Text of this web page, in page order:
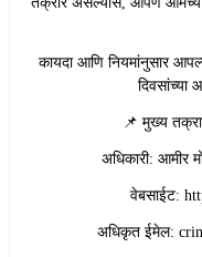
​कायदा आणि नियमांनुसार
दिवसांच्या
​📌 मुख्य
​अधिकारी: आमीर
​वेबसाईट:
​अधिकृत ईमेल: